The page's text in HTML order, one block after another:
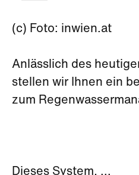
(c) Foto: inwien.at
Anlässlich des
stellen wir Ihnen ein
zum
Dieses System, ...